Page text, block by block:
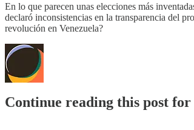
En lo que parecen unas elecciones más
declaró inconsistencias en la transparencia del
revolución en Venezuela?
Continue reading this post